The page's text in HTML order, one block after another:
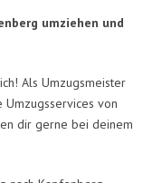
umziehen und
Als Umzugsmeister
von
dir gerne bei deinem